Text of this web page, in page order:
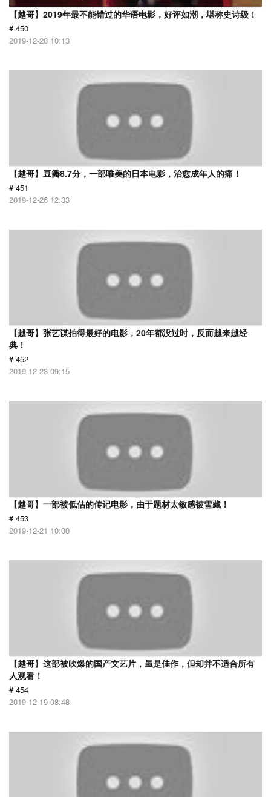
【越哥】2019年最不能错过的华语电影，好评如潮，堪称史诗级！
# 450
2019-12-28 10:13
【越哥】豆瓣8.7分，一部唯美的日本电影，治愈成年人的痛！
# 451
2019-12-26 12:33
【越哥】张艺谋拍得最好的电影，20年都没过时，反而越来越经
典！
# 452
2019-12-23 09:15
【越哥】一部被低估的传记电影，由于题材太敏感被雪藏！
# 453
2019-12-21 10:00
【越哥】这部被吹爆的国产文艺片，虽是佳作，但却并不适合所有
人观看！
# 454
2019-12-19 08:48